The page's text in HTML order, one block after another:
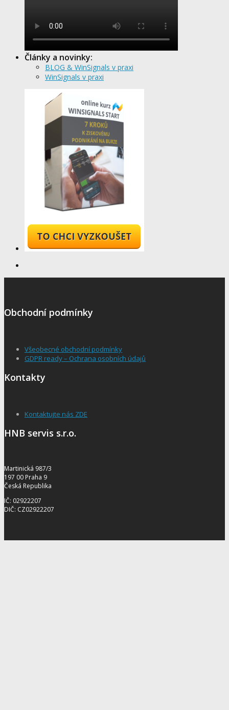
Články a novinky:
BLOG & WinSignals v praxi
WinSignals v praxi
Obchodní podmínky
Všeobecné obchodní podmínky
GDPR ready – Ochrana osobních údajů
Kontakty
Kontaktujte nás ZDE
HNB servis s.r.o.
Martinická 987/3
197 00 Praha 9
Česká Republika
IČ: 02922207
DIČ: CZ02922207